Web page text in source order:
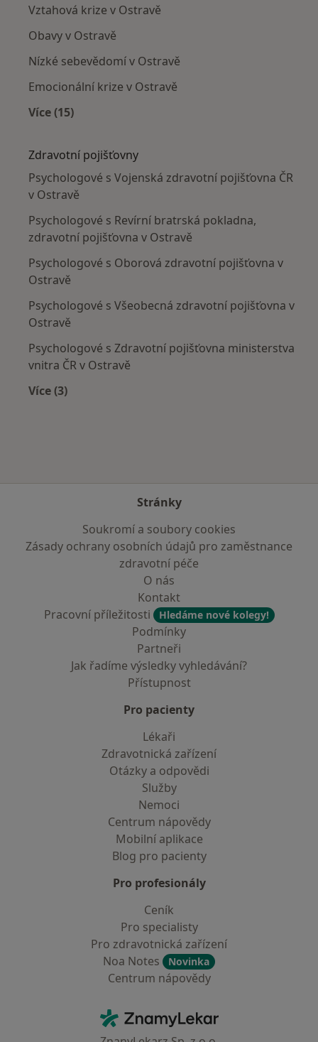
Vztahová krize v Ostravě
Obavy v Ostravě
Nízké sebevědomí v Ostravě
Emocionální krize v Ostravě
Více (15)
Zdravotní pojišťovny
Psychologové s Vojenská zdravotní pojišťovna ČR
v Ostravě
Psychologové s Revírní bratrská pokladna,
zdravotní pojišťovna v Ostravě
Psychologové s Oborová zdravotní pojišťovna v
Ostravě
Psychologové s Všeobecná zdravotní pojišťovna v
Ostravě
Psychologové s Zdravotní pojišťovna ministerstva
vnitra ČR v Ostravě
Více (3)
Stránky
Soukromí a soubory cookies
Zásady ochrany osobních údajů pro zaměstnance
zdravotní péče
O nás
Kontakt
Pracovní příležitosti
Hledáme nové kolegy!
Podmínky
Partneři
Jak řadíme výsledky vyhledávání?
Přístupnost
Pro pacienty
Lékaři
Zdravotnická zařízení
Otázky a odpovědi
Služby
Nemoci
Centrum nápovědy
Mobilní aplikace
Blog pro pacienty
Pro profesionály
Ceník
Pro specialisty
Pro zdravotnická zařízení
Noa Notes
Novinka
Centrum nápovědy
ZnamyLekar - Hlavní stránka